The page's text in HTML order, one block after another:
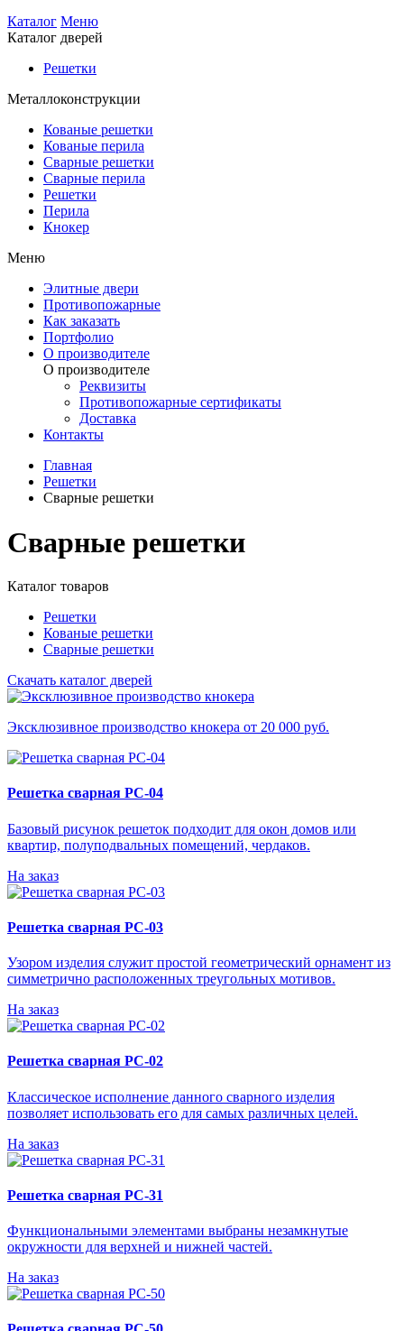
Каталог Меню
Каталог дверей
Решетки
Металлоконструкции
Кованые решетки
Кованые перила
Сварные решетки
Сварные перила
Решетки
Перила
Кнокер
Меню
Элитные двери
Противопожарные
Как заказать
Портфолио
О производителе
О производителе
Реквизиты
Противопожарные сертификаты
Доставка
Контакты
Главная
Решетки
Сварные решетки
Сварные решетки
Каталог товаров
Решетки
Кованые решетки
Сварные решетки
Скачать каталог дверей
Эксклюзивное производство кнокера от 20 000 руб.
Решетка сварная РС-04
Базовый рисунок решеток подходит для окон домов или
квартир, полуподвальных помещений, чердаков.
На заказ
Решетка сварная РС-03
Узором изделия служит простой геометрический орнамент из
симметрично расположенных треугольных мотивов.
На заказ
Решетка сварная РС-02
Классическое исполнение данного сварного изделия
позволяет использовать его для самых различных целей.
На заказ
Решетка сварная РС-31
Функциональными элементами выбраны незамкнутые
окружности для верхней и нижней частей.
На заказ